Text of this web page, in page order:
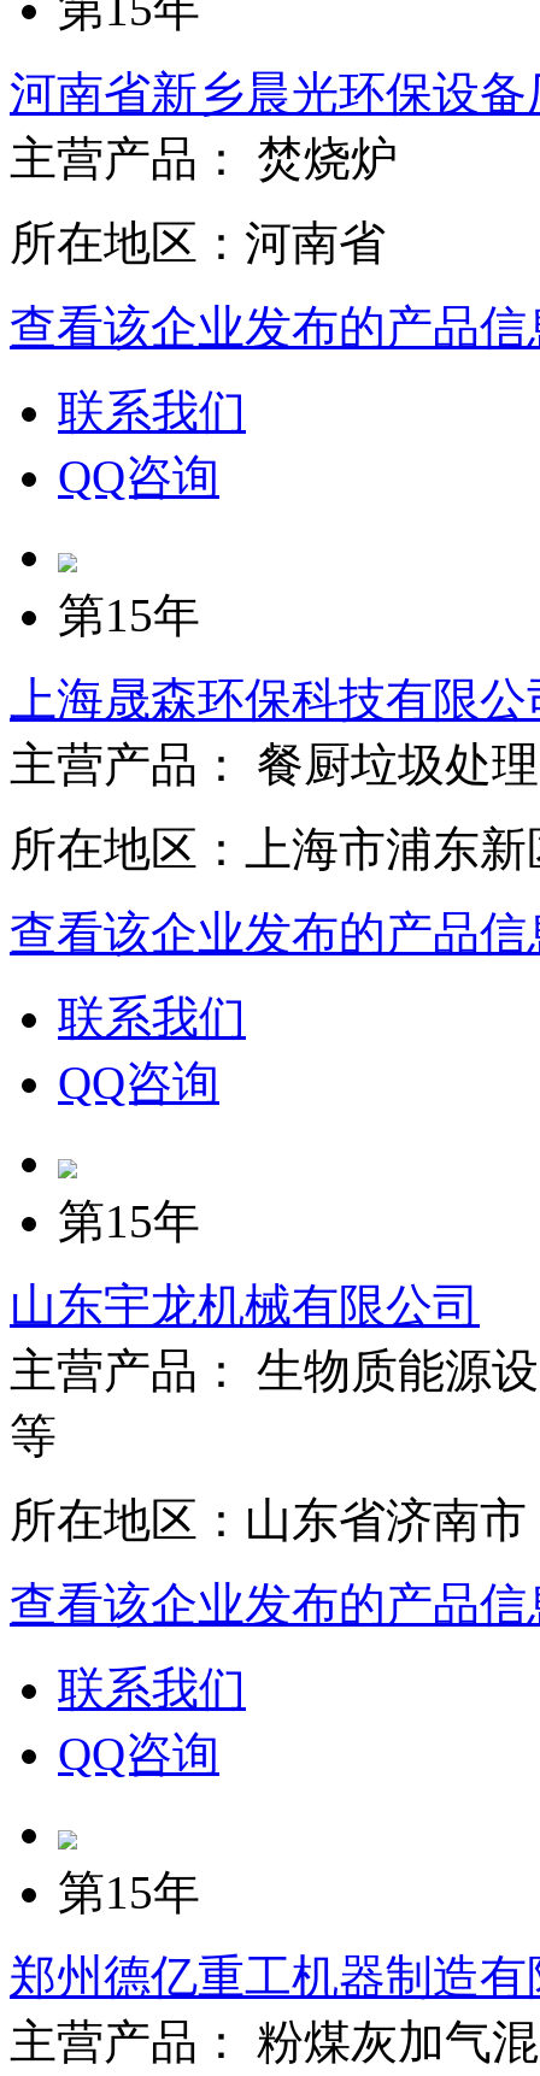
河南省新乡晨光环保设备
主营产品： 焚烧炉
所在地区：河南省
查看该企业发布的产品信
联系我们
QQ咨询
第15年
上海晟森环保科技有限公
主营产品： 餐厨垃圾处
所在地区：上海市浦东新
查看该企业发布的产品信
联系我们
QQ咨询
第15年
山东宇龙机械有限公司
主营产品： 生物质能源
等
所在地区：山东省济南市
查看该企业发布的产品信
联系我们
QQ咨询
第15年
郑州德亿重工机器制造
主营产品： 粉煤灰加气